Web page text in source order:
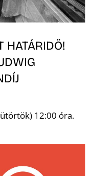
HATÁRIDŐ!
12:00 óra.